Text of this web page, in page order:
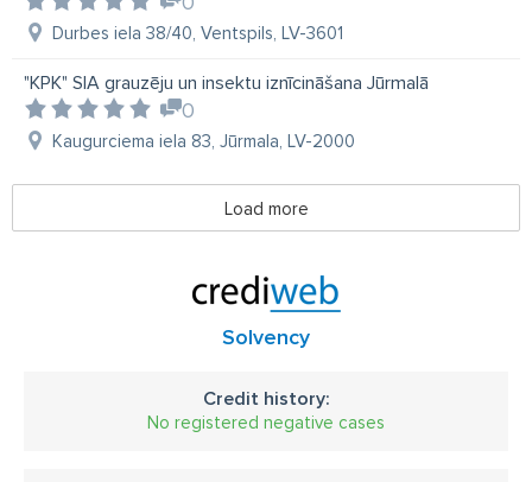
Durbes iela 38/40, Ventspils, LV-3601
"KPK" SIA grauzēju un insektu iznīcināšana Jūrmalā
0
Kaugurciema iela 83, Jūrmala, LV-2000
Load more
Solvency
Credit history:
No registered negative cases